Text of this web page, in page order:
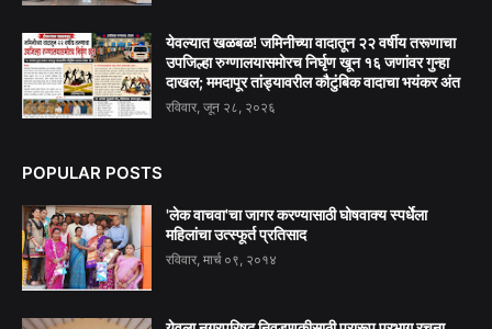
येवल्यात खळबळ! जमिनीच्या वादातून २२ वर्षीय तरूणाचा
उपजिल्हा रुग्णालयासमोरच निर्घृण खून १६ जणांवर गुन्हा
दाखल; ममदापूर तांड्यावरील कौटुंबिक वादाचा भयंकर अंत
रविवार, जून २८, २०२६
POPULAR POSTS
'लेक वाचवा'चा जागर करण्यासाठी घोषवाक्य स्पर्धेला
महिलांचा उत्स्फूर्त प्रतिसाद
रविवार, मार्च ०९, २०१४